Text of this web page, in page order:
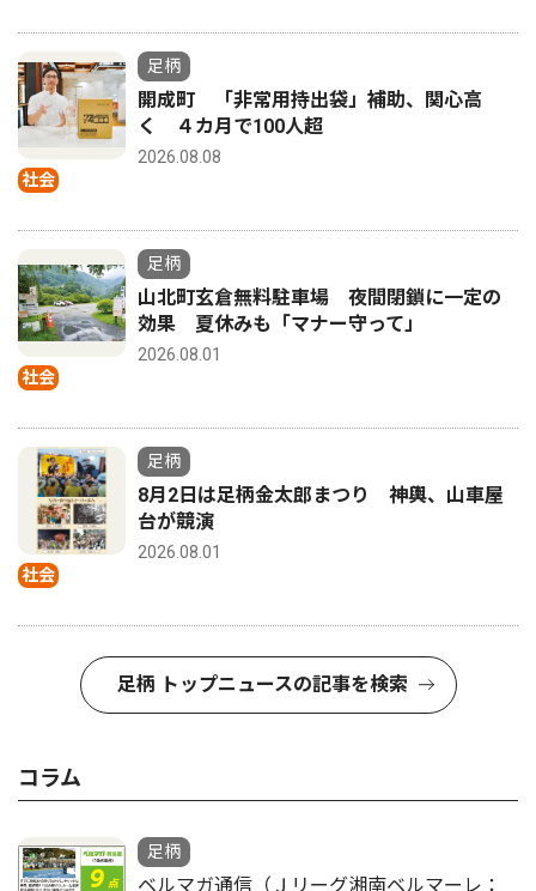
社会
足柄
開成町 「非常用持出袋」補助、関心高
く ４カ月で100人超
2026.08.08
社会
足柄
山北町玄倉無料駐車場 夜間閉鎖に一定の
効果 夏休みも「マナー守って」
2026.08.01
社会
足柄
8月2日は足柄金太郎まつり 神輿、山車屋
台が競演
2026.08.01
足柄 トップニュースの記事を検索
コラム
足柄
ベルマガ通信（Ｊリーグ湘南ベルマーレ：